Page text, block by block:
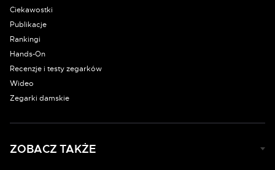
Ciekawostki
Publikacje
Rankingi
Hands-On
Recenzje i testy zegarków
Wideo
Zegarki damskie
ZOBACZ TAKŻE